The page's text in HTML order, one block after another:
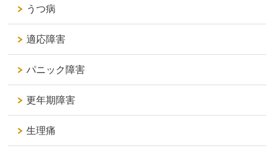
うつ病
適応障害
パニック障害
更年期障害
生理痛